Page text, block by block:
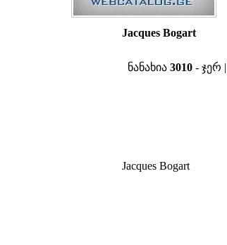
Jacques Bogart
ნანახია 3010 - ჯერ |
Jacques Bogart